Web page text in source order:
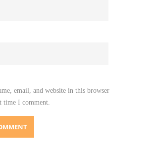
email, and website in this browser
time I comment.